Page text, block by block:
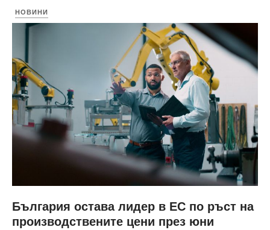
НОВИНИ
България остава лидер в ЕС по ръст на
производствените цени през юни